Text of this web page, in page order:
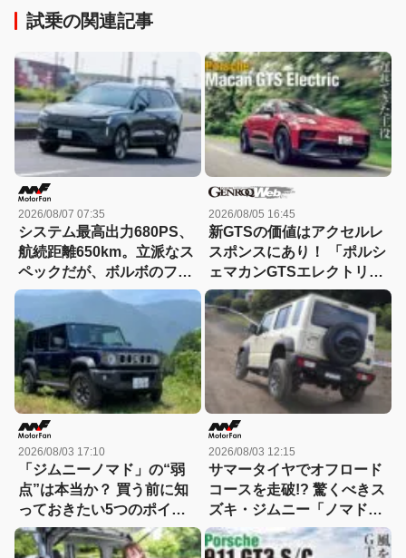
試乗の関連記事
2026/08/07 07:35
システム最高出力680PS、
航続距離650km。立派なス
ペックだが、ボルボのフラ
ッグシップSUVの本当の魅
力は数字以外にあった！
【ボルボEX90試乗】
2026/08/05 16:45
新GTSの価値はアクセルレ
スポンスにあり！ 「ポルシ
ェマカンGTSエレクトリッ
ク」に試乗
2026/08/03 17:10
「ジムニーノマド」の“弱
点”は本当か？ 買う前に知
っておきたい5つのポイン
ト！小回り、燃費、101馬
力、5速MTを徹底チェック
2026/08/03 12:15
サマータイヤでオフロード
コースを走破!? 驚くべきス
ズキ・ジムニー「ノマド」
の走破性！1型→2型への進
化にも注目!!